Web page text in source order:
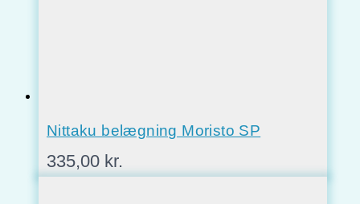
Nittaku belægning Moristo SP
335,00 kr.